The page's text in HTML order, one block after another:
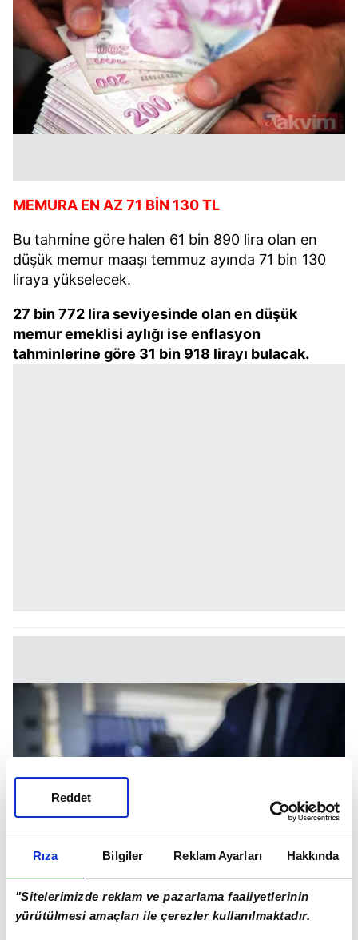
Rıza Bilgiler Reklam Ayarları Hakkında
"Sitelerimizde reklam ve pazarlama faaliyetlerinin
yürütülmesi amaçları ile çerezler kullanılmaktadır.
Reddet
MEMURA EN AZ 71 BİN 130 TL
Bu tahmine göre halen 61 bin 890 lira olan en
düşük memur maaşı temmuz ayında 71 bin 130
liraya yükselecek.
27 bin 772 lira seviyesinde olan en düşük
memur emeklisi aylığı ise enflasyon
tahminlerine göre 31 bin 918 lirayı bulacak.